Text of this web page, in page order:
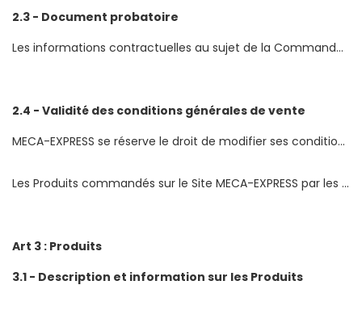
2.3 - Document probatoire
Les informations contractuelles au sujet de la Commande feront l‘objet d‘une confirmation par voie d‘email. MECA-EXPRESS recommande au Client de conserver son email de confirmation de Commande ou de l‘imprimer. Cependant, pourront également constituer une preuve juridique des communications, Commandes et paiements intervenus entre les parties, tous documents issus de l‘archivage des bons de Commande et des factures dans les systèmes informatiques de MECA-EXPRESS.
2.4 - Validité des conditions générales de vente
MECA-EXPRESS se réserve le droit de modifier ses conditions générales de vente. Toute nouvelle version des conditions générales de vente sera signalée préalablement sur la page d‘accueil du Site MECA-EXPRESS.
Les Produits commandés sur le Site MECA-EXPRESS par les Clients sont régis par les conditions générales de vente en ligne à la date de la Commande.
Art 3 : Produits
3.1 - Description et information sur les Produits